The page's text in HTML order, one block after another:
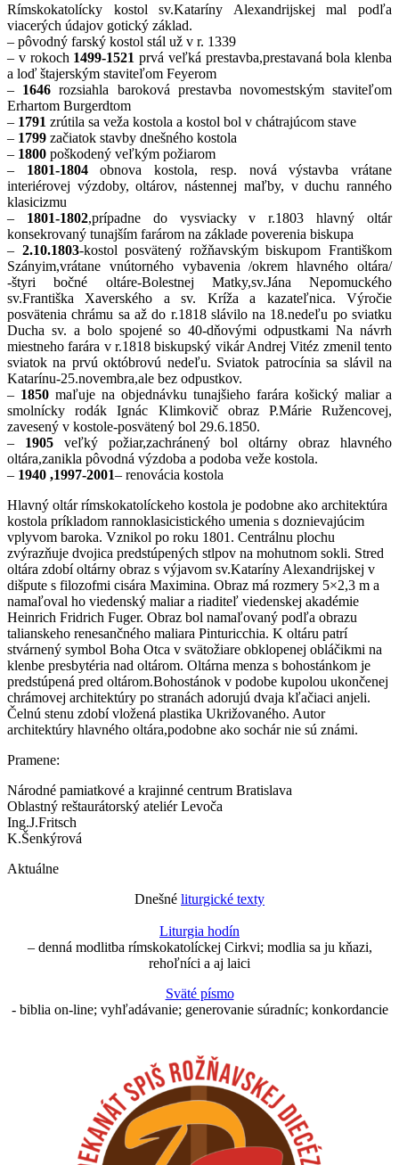
Rímskokatolícky kostol sv.Kataríny Alexandrijskej mal podľa
viacerých údajov gotický základ.
– pôvodný farský kostol stál už v r. 1339
– v rokoch 1499-1521 prvá veľká prestavba,prestavaná bola klenba
a loď štajerským staviteľom Feyerom
– 1646 rozsiahla baroková prestavba novomestským staviteľom
Erhartom Burgerdtom
– 1791 zrútila sa veža kostola a kostol bol v chátrajúcom stave
– 1799 začiatok stavby dnešného kostola
– 1800 poškodený veľkým požiarom
– 1801-1804obnova kostola, resp. nová výstavba vrátane
interiérovej výzdoby, oltárov, nástennej maľby, v duchu ranného
klasicizmu
– 1801-1802,prípadne do vysviacky v r.1803 hlavný oltár
konsekrovaný tunajším farárom na základe poverenia biskupa
– 2.10.1803-kostol posvätený rožňavským biskupom Františkom
Szányim,vrátane vnútorného vybavenia /okrem hlavného oltára/
-štyri bočné oltáre-Bolestnej Matky,sv.Jána Nepomuckého
sv.Františka Xaverského a sv. Kríža a kazateľnica. Výročie
posvätenia chrámu sa až do r.1818 slávilo na 18.nedeľu po sviatku
Ducha sv. a bolo spojené so 40-dňovými odpustkami Na návrh
miestneho farára v r.1818 biskupský vikár Andrej Vitéz zmenil tento
sviatok na prvú októbrovú nedeľu. Sviatok patrocínia sa slávil na
Katarínu-25.novembra,ale bez odpustkov.
– 1850 maľuje na objednávku tunajšieho farára košický maliar a
smolnícky rodák Ignác Klimkovič obraz P.Márie Ružencovej,
zavesený v kostole-posvätený bol 29.6.1850.
– 1905veľký požiar,zachránený bol oltárny obraz hlavného
oltára,zanikla pôvodná výzdoba a podoba veže kostola.
– 1940 ,1997-2001– renovácia kostola
Hlavný oltár rímskokatolíckeho kostola je podobne ako architektúra
kostola príkladom rannoklasicistického umenia s doznievajúcim
vplyvom baroka. Vznikol po roku 1801. Centrálnu plochu
zvýrazňuje dvojica predstúpených stlpov na mohutnom sokli. Stred
oltára zdobí oltárny obraz s výjavom sv.Kataríny Alexandrijskej v
dišpute s filozofmi cisára Maximina. Obraz má rozmery 5×2,3 m a
namaľoval ho viedenský maliar a riaditeľ viedenskej akadémie
Heinrich Fridrich Fuger. Obraz bol namaľovaný podľa obrazu
talianskeho renesančného maliara Pinturicchia. K oltáru patrí
stvárnený symbol Boha Otca v svätožiare obklopenej obláčikmi na
klenbe presbytéria nad oltárom. Oltárna menza s bohostánkom je
predstúpená pred oltárom.Bohostánok v podobe kupolou ukončenej
chrámovej architektúry po stranách adorujú dvaja kľačiaci anjeli.
Čelnú stenu zdobí vložená plastika Ukrižovaného. Autor
architektúry hlavného oltára,podobne ako sochár nie sú známi.
Pramene:
Národné pamiatkové a krajinné centrum Bratislava
Oblastný reštaurátorský ateliér Levoča
Ing.J.Fritsch
K.Šenkýrová
Aktuálne
Dnešné liturgické texty
Liturgia hodín
– denná modlitba rímskokatolíckej Cirkvi; modlia sa ju kňazi,
rehoľníci a aj laici
Sväté písmo
- biblia on-line; vyhľadávanie; generovanie súradníc; konkordancie